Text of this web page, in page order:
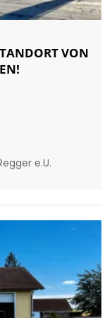
VON
e.U.